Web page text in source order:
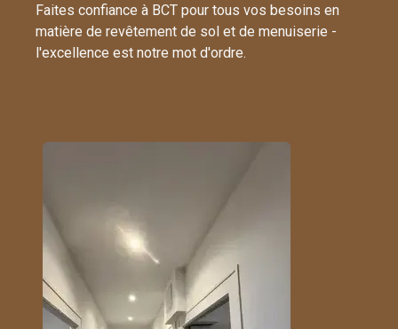
Faites confiance à BCT pour tous vos besoins en
matière de revêtement de sol et de menuiserie -
l'excellence est notre mot d'ordre.